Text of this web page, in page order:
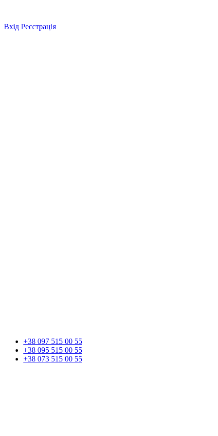
Вхід Реєстрація
+38 097 515 00 55
+38 095 515 00 55
+38 073 515 00 55